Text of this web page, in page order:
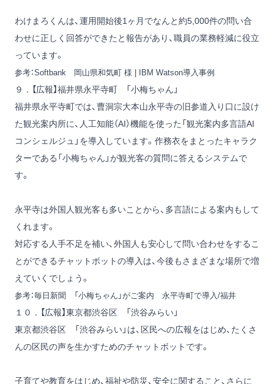
わけまろくんは、運用開始後1ヶ月でなんと約5,000件の問い合
わせに正しく回答ができたと報告があり、職員の業務軽減に役立
っています。
参考：Softbank 岡山県和気町 様 | IBM Watson導入事例
９．【広報】福井県永平寺町 「小梅ちゃん」
福井県永平寺町では、曹洞宗大本山永平寺の旧参道入り口に設け
た観光案内所に、人工知能（AI）機能を使った「観光案内多言語AI
コンシェルジュ」を導入しています。作務衣をまとったキャラク
ターである「小梅ちゃん」が観光客の質問に答えるシステムで
す。
永平寺は外国人観光客も多いことから、多言語による案内もして
くれます。
対応する人手不足を補い、外国人も安心して問い合わせをするこ
とができるチャットボットの導入は、今後もさまざまな場所で増
えていくでしょう。
参考：毎日新聞 「小梅ちゃん」がご案内 永平寺町で導入/福井
１０．【広報】東京都渋谷区 「渋谷みらい」
東京都渋谷区 「渋谷みらい」は、区民への広報をはじめ、たくさ
んの区民の声を生かすためのチャットボットです。
子育てや教育をはじめ、福祉や防災、安全に関すること、さらに